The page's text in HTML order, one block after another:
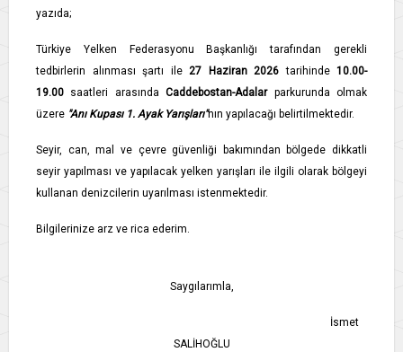
yazıda;
Türkiye Yelken Federasyonu Başkanlığı tarafından gerekli
tedbirlerin alınması şartı ile 27 Haziran 2026 tarihinde 10.00-
19.00 saatleri arasındaCaddebostan-Adalarparkurunda olmak
üzere "Anı Kupası 1. Ayak Yarışları"nın yapılacağı belirtilmektedir.
Seyir, can, mal ve çevre güvenliği bakımından bölgede dikkatli
seyir yapılması ve yapılacak yelken yarışları ile ilgili olarak bölgeyi
kullanan denizcilerin uyarılması istenmektedir.
Bilgilerinize arz ve rica ederim.
Saygılarımla,
İsmet
SALİHOĞLU